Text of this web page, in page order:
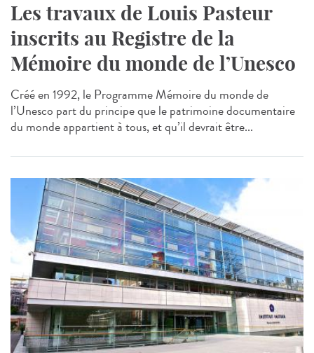
Les travaux de Louis Pasteur
inscrits au Registre de la
Mémoire du monde de l’Unesco
Créé en 1992, le Programme Mémoire du monde de
l’Unesco part du principe que le patrimoine documentaire
du monde appartient à tous, et qu’il devrait être...